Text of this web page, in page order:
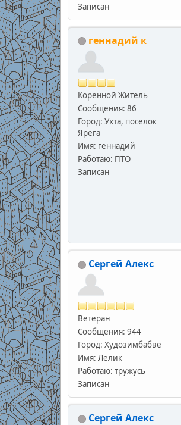
Записан
геннадий к
Коренной Житель
Сообщения: 86
Город: Ухта, поселок
Ярега
Имя: геннадий
Работаю: ПТО
Записан
Сергей Алекс
Ветеран
Сообщения: 944
Город: Худозимбабве
Имя: Лелик
Работаю: тружусь
Записан
Сергей Алекс